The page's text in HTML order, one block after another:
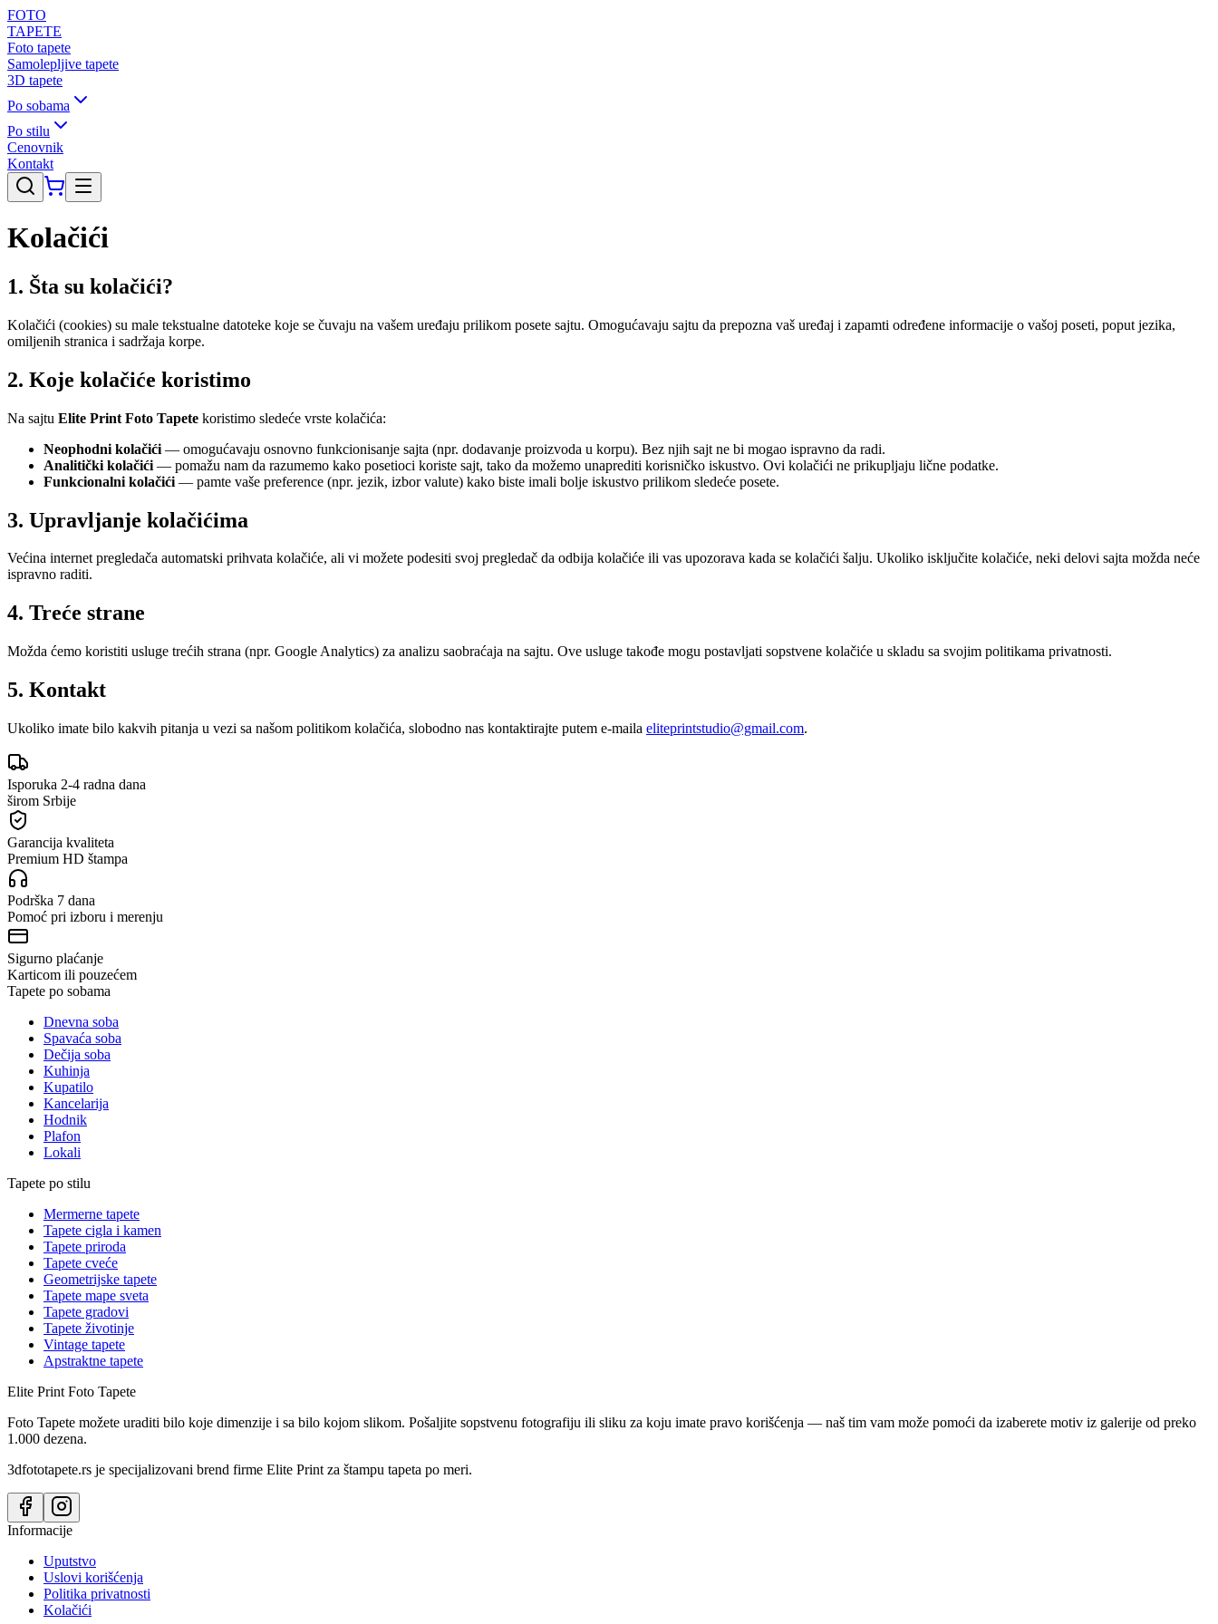
FOTO
TAPETE
Foto tapete
Samolepljive tapete
3D tapete
Po sobama
Po stilu
Cenovnik
Kontakt
Kolačići
1. Šta su kolačići?
Kolačići (cookies) su male tekstualne datoteke koje se čuvaju na vašem uređaju prilikom posete sajtu. Omogućavaju sajtu da prepozna vaš uređaj i zapamti određene informacije o vašoj poseti, poput jezika,
omiljenih stranica i sadržaja korpe.
2. Koje kolačiće koristimo
Na sajtu Elite Print Foto Tapete koristimo sledeće vrste kolačića:
Neophodni kolačići — omogućavaju osnovno funkcionisanje sajta (npr. dodavanje proizvoda u korpu). Bez njih sajt ne bi mogao ispravno da radi.
Analitički kolačići — pomažu nam da razumemo kako posetioci koriste sajt, tako da možemo unaprediti korisničko iskustvo. Ovi kolačići ne prikupljaju lične podatke.
Funkcionalni kolačići — pamte vaše preference (npr. jezik, izbor valute) kako biste imali bolje iskustvo prilikom sledeće posete.
3. Upravljanje kolačićima
Većina internet pregledača automatski prihvata kolačiće, ali vi možete podesiti svoj pregledač da odbija kolačiće ili vas upozorava kada se kolačići šalju. Ukoliko isključite kolačiće, neki delovi sajta možda neće
ispravno raditi.
4. Treće strane
Možda ćemo koristiti usluge trećih strana (npr. Google Analytics) za analizu saobraćaja na sajtu. Ove usluge takođe mogu postavljati sopstvene kolačiće u skladu sa svojim politikama privatnosti.
5. Kontakt
Ukoliko imate bilo kakvih pitanja u vezi sa našom politikom kolačića, slobodno nas kontaktirajte putem e-maila eliteprintstudio@gmail.com.
Isporuka 2-4 radna dana
širom Srbije
Garancija kvaliteta
Premium HD štampa
Podrška 7 dana
Pomoć pri izboru i merenju
Sigurno plaćanje
Karticom ili pouzećem
Tapete po sobama
Dnevna soba
Spavaća soba
Dečija soba
Kuhinja
Kupatilo
Kancelarija
Hodnik
Plafon
Lokali
Tapete po stilu
Mermerne tapete
Tapete cigla i kamen
Tapete priroda
Tapete cveće
Geometrijske tapete
Tapete mape sveta
Tapete gradovi
Tapete životinje
Vintage tapete
Apstraktne tapete
Elite Print Foto Tapete
Foto Tapete možete uraditi bilo koje dimenzije i sa bilo kojom slikom. Pošaljite sopstvenu fotografiju ili sliku za koju imate pravo korišćenja — naš tim vam može pomoći da izaberete motiv iz galerije od preko
1.000 dezena.
3dfototapete.rs je specijalizovani brend firme Elite Print za štampu tapeta po meri.
Informacije
Uputstvo
Uslovi korišćenja
Politika privatnosti
Kolačići